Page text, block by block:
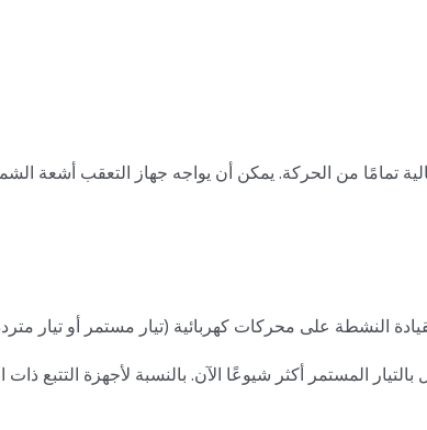
تمامًا من الحركة. يمكن أن يواجه جهاز التعقب أشعة
النشطة على محركات كهربائية (تيار مستمر أو تيار
المستمر أكثر شيوعًا الآن. بالنسبة لأجهزة التتبع ذات